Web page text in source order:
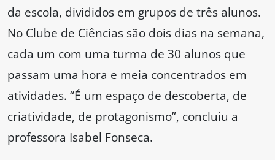
da escola, divididos em grupos de três alunos.
No Clube de Ciências são dois dias na semana,
cada um com uma turma de 30 alunos que
passam uma hora e meia concentrados em
atividades. “É um espaço de descoberta, de
criatividade, de protagonismo”, concluiu a
professora Isabel Fonseca.